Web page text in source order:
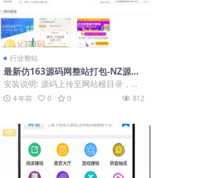
行业整站
最新仿163源码网整站打包-NZ源码
交易平台虚拟交易系统
安装说明: 源码上传至网站根目录，导
入数据库，然后修改nzcms/config文...
4 年前 0 0 812
VIP